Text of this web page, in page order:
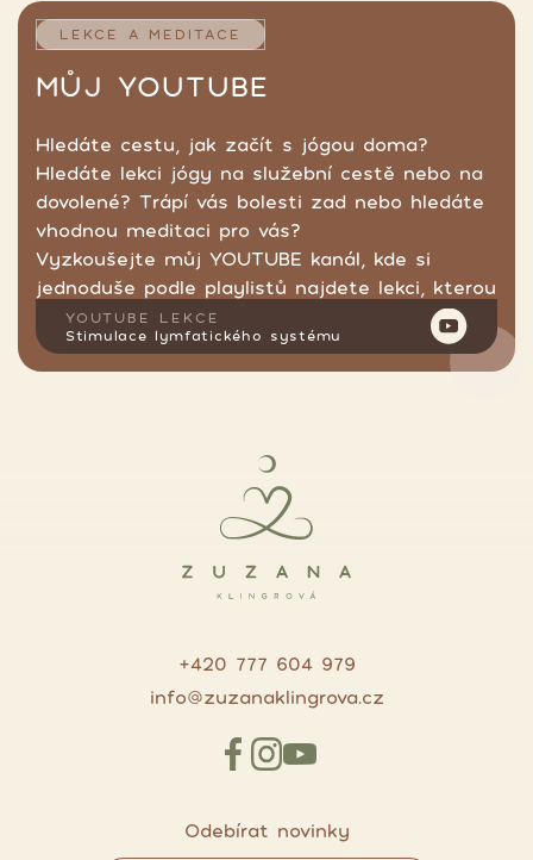
LEKCE A MEDITACE
MŮJ YOUTUBE
Hledáte cestu, jak začít s jógou doma?
Hledáte lekci jógy na služební cestě nebo na
dovolené? Trápí vás bolesti zad nebo hledáte
vhodnou meditaci pro vás?
Vyzkoušejte můj YOUTUBE kanál, kde si
jednoduše podle playlistů najdete lekci, kterou
hledáte.
YOUTUBE LEKCE
Stimulace lymfatického systému
+420 777 604 979
info@zuzanaklingrova.cz
Odebírat novinky